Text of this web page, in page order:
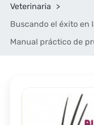
Veterinaria
>
Buscando el éxito en
Manual práctico de